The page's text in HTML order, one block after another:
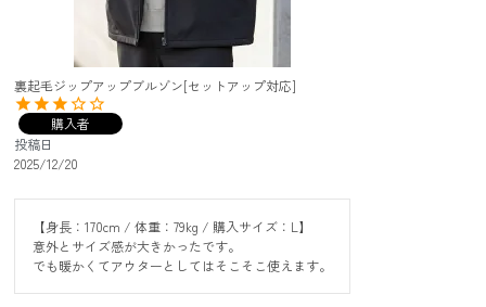
裏起毛ジップアップブルゾン[セットアップ対応]
購入者
投稿日
2025/12/20
【身長：170cm / 体重：79kg / 購入サイズ：L】
意外とサイズ感が大きかったです。
でも暖かくてアウターとしてはそこそこ使えます。